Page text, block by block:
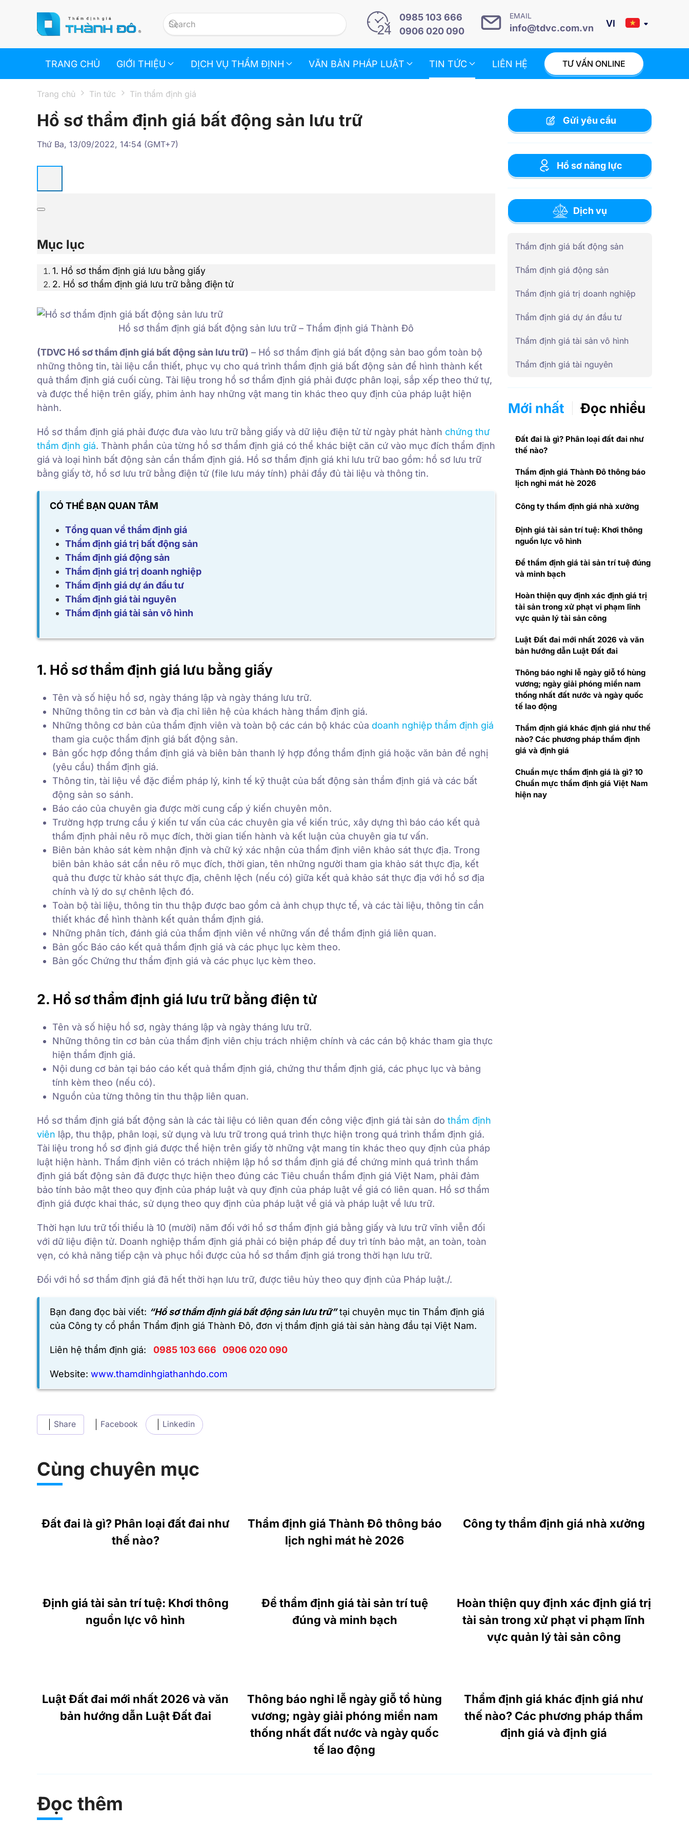
Skip to main content
0985 103 666
0906 020 090
EMAIL
info@tdvc.com.vn
TRANG CHỦ GIỚI THIỆU DỊCH VỤ THẨM ĐỊNH VĂN BẢN PHÁP LUẬT TIN TỨC LIÊN HỆ TƯ VẤN ONLINE
Trang chủ Tin tức Tin thẩm định giá
Hồ sơ thẩm định giá bất động sản lưu trữ
Thứ Ba, 13/09/2022, 14:54 (GMT+7)
Mục lục
1. Hồ sơ thẩm định giá lưu bằng giấy
2. Hồ sơ thẩm định giá lưu trữ bằng điện tử
Hồ sơ thẩm định giá bất động sản lưu trữ – Thẩm định giá Thành Đô
(TDVC Hồ sơ thẩm định giá bất động sản lưu trữ) – Hồ sơ thẩm định giá bất động sản bao gồm toàn bộ
những thông tin, tài liệu cần thiết, phục vụ cho quá trình thẩm định giá bất động sản để hình thành kết
quả thẩm định giá cuối cùng. Tài liệu trong hồ sơ thẩm định giá phải được phân loại, sắp xếp theo thứ tự,
và được thể hiện trên giấy, phim ảnh hay những vật mang tin khác theo quy định của pháp luật hiện
hành.
Hồ sơ thẩm định giá phải được đưa vào lưu trữ bằng giấy và dữ liệu điện tử từ ngày phát hành chứng thư
thẩm định giá. Thành phần của từng hồ sơ thẩm định giá có thể khác biệt căn cứ vào mục đích thẩm định
giá và loại hình bất động sản cần thẩm định giá. Hồ sơ thẩm định giá khi lưu trữ bao gồm: hồ sơ lưu trữ
bằng giấy tờ, hồ sơ lưu trữ bằng điện tử (file lưu máy tính) phải đầy đủ tài liệu và thông tin.
CÓ THỂ BẠN QUAN TÂM
Tổng quan về thẩm định giá
Thẩm định giá trị bất động sản
Thẩm định giá động sản
Thẩm định giá trị doanh nghiệp
Thẩm định giá dự án đầu tư
Thẩm định giá tài nguyên
Thẩm định giá tài sản vô hình
1. Hồ sơ thẩm định giá lưu bằng giấy
Tên và số hiệu hồ sơ, ngày tháng lập và ngày tháng lưu trữ.
Những thông tin cơ bản và địa chỉ liên hệ của khách hàng thẩm định giá.
Những thông cơ bản của thẩm định viên và toàn bộ các cán bộ khác của doanh nghiệp thẩm định giá
tham gia cuộc thẩm định giá bất động sản.
Bản gốc hợp đồng thẩm định giá và biên bản thanh lý hợp đồng thẩm định giá hoặc văn bản đề nghị
(yêu cầu) thẩm định giá.
Thông tin, tài liệu về đặc điểm pháp lý, kinh tế kỹ thuật của bất động sản thẩm định giá và các bất
động sản so sánh.
Báo cáo của chuyên gia được mời cung cấp ý kiến chuyên môn.
Trường hợp trưng cầu ý kiến tư vấn của các chuyên gia về kiến trúc, xây dựng thì báo cáo kết quả
thẩm định phải nêu rõ mục đích, thời gian tiến hành và kết luận của chuyên gia tư vấn.
Biên bản khảo sát kèm nhận định và chữ ký xác nhận của thẩm định viên khảo sát thực địa. Trong
biên bản khảo sát cần nêu rõ mục đích, thời gian, tên những người tham gia khảo sát thực địa, kết
quả thu được từ khảo sát thực địa, chênh lệch (nếu có) giữa kết quả khảo sát thực địa với hồ sơ địa
chính và lý do sự chênh lệch đó.
Toàn bộ tài liệu, thông tin thu thập được bao gồm cả ảnh chụp thực tế, và các tài liệu, thông tin cần
thiết khác để hình thành kết quản thẩm định giá.
Những phân tích, đánh giá của thẩm định viên về những vấn đề thẩm định giá liên quan.
Bản gốc Báo cáo kết quả thẩm định giá và các phục lục kèm theo.
Bản gốc Chứng thư thẩm định giá và các phục lục kèm theo.
2. Hồ sơ thẩm định giá lưu trữ bằng điện tử
Tên và số hiệu hồ sơ, ngày tháng lập và ngày tháng lưu trữ.
Những thông tin cơ bản của thẩm định viên chịu trách nhiệm chính và các cán bộ khác tham gia thực
hiện thẩm định giá.
Nội dung cơ bản tại báo cáo kết quả thẩm định giá, chứng thư thẩm định giá, các phục lục và bảng
tính kèm theo (nếu có).
Nguồn của từng thông tin thu thập liên quan.
Hồ sơ thẩm định giá bất động sản là các tài liệu có liên quan đến công việc định giá tài sản do thẩm định
viên lập, thu thập, phân loại, sử dụng và lưu trữ trong quá trình thực hiện trong quá trình thẩm định giá.
Tài liệu trong hồ sơ định giá được thể hiện trên giấy tờ những vật mang tin khác theo quy định của pháp
luật hiện hành. Thẩm định viên có trách nhiệm lập hồ sơ thẩm định giá để chứng minh quá trình thẩm
định giá bất động sản đã được thực hiện theo đúng các Tiêu chuẩn thẩm định giá Việt Nam, phải đảm
bảo tính bảo mật theo quy định của pháp luật và quy định của pháp luật về giá có liên quan. Hồ sơ thẩm
định giá được khai thác, sử dụng theo quy định của pháp luật về giá và pháp luật về lưu trữ.
Thời hạn lưu trữ tối thiểu là 10 (mười) năm đối với hồ sơ thẩm định giá bằng giấy và lưu trữ vĩnh viễn đối
với dữ liệu điện tử. Doanh nghiệp thẩm định giá phải có biện pháp để duy trì tính bảo mật, an toàn, toàn
vẹn, có khả năng tiếp cận và phục hồi được của hồ sơ thẩm định giá trong thời hạn lưu trữ.
Đối với hồ sơ thẩm định giá đã hết thời hạn lưu trữ, được tiêu hủy theo quy định của Pháp luật./.
Bạn đang đọc bài viết: “Hồ sơ thẩm định giá bất động sản lưu trữ” tại chuyên mục tin Thẩm định giá
của Công ty cổ phần Thẩm định giá Thành Đô, đơn vị thẩm định giá tài sản hàng đầu tại Việt Nam.
Liên hệ thẩm định giá: 0985 103 666 0906 020 090
Website: www.thamdinhgiathanhdo.com
Share Facebook Linkedin
Gửi yêu cầu
Hồ sơ năng lực
Dịch vụ
Thẩm định giá bất động sản
Thẩm định giá động sản
Thẩm định giá trị doanh nghiệp
Thẩm định giá dự án đầu tư
Thẩm định giá tài sản vô hình
Thẩm định giá tài nguyên
Mới nhất Đọc nhiều
Đất đai là gì? Phân loại đất đai như
thế nào?
Thẩm định giá Thành Đô thông báo
lịch nghỉ mát hè 2026
Công ty thẩm định giá nhà xưởng
Định giá tài sản trí tuệ: Khơi thông
nguồn lực vô hình
Để thẩm định giá tài sản trí tuệ đúng
và minh bạch
Hoàn thiện quy định xác định giá trị
tài sản trong xử phạt vi phạm lĩnh
vực quản lý tài sản công
Luật Đất đai mới nhất 2026 và văn
bản hướng dẫn Luật Đất đai
Thông báo nghỉ lễ ngày giỗ tổ hùng
vương; ngày giải phóng miền nam
thống nhất đất nước và ngày quốc
tế lao động
Thẩm định giá khác định giá như thế
nào? Các phương pháp thẩm định
giá và định giá
Chuẩn mực thẩm định giá là gì? 10
Chuẩn mực thẩm định giá Việt Nam
hiện nay
Cùng chuyên mục
Đất đai là gì? Phân loại đất đai như
thế nào?
Thẩm định giá Thành Đô thông báo
lịch nghỉ mát hè 2026
Công ty thẩm định giá nhà xưởng
Định giá tài sản trí tuệ: Khơi thông
nguồn lực vô hình
Để thẩm định giá tài sản trí tuệ
đúng và minh bạch
Hoàn thiện quy định xác định giá trị
tài sản trong xử phạt vi phạm lĩnh
vực quản lý tài sản công
Luật Đất đai mới nhất 2026 và văn
bản hướng dẫn Luật Đất đai
Thông báo nghỉ lễ ngày giỗ tổ hùng
vương; ngày giải phóng miền nam
thống nhất đất nước và ngày quốc
tế lao động
Thẩm định giá khác định giá như
thế nào? Các phương pháp thẩm
định giá và định giá
Đọc thêm